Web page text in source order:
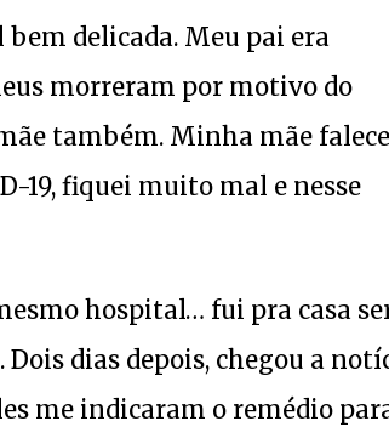
delicada. Meu pai era
morreram por motivo do
também. Minha mãe
19, fiquei muito mal e nesse
hospital… fui pra casa
dias depois, chegou a
me indicaram o remédio